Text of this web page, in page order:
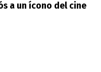
a un ícono del cine